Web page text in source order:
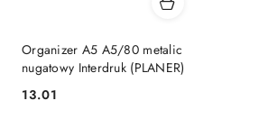
Organizer A5 A5/80 metalic
nugatowy Interdruk (PLANER)
Cena:
13.01